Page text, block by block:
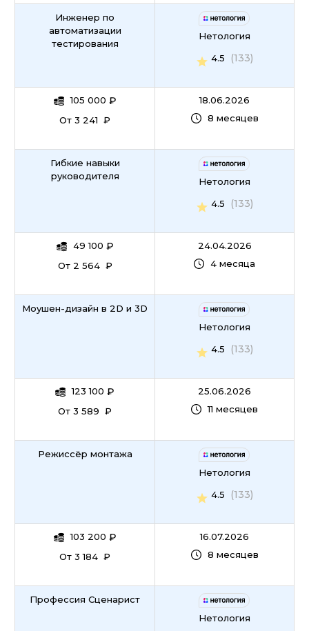
Работа с офисными программами
B2B-продажи
Финансовый директор
Операционный менеджмент
Инженер по
автоматизации
тестирования
105 000 ₽
От 3 241 ₽
Нетология
4.5
(133)
18.06.2026
8 месяцев
Гибкие навыки
руководителя
49 100 ₽
От 2 564 ₽
Нетология
4.5
(133)
24.04.2026
4 месяца
Моушен-дизайн в 2D и 3D
123 100 ₽
От 3 589 ₽
Нетология
4.5
(133)
25.06.2026
11 месяцев
Режиссёр монтажа
103 200 ₽
От 3 184 ₽
Нетология
4.5
(133)
16.07.2026
8 месяцев
Профессия Сценарист
Нетология